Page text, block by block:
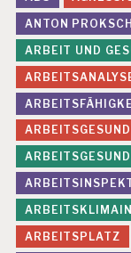
EI
T
G
E
S
U
N
D
H
EI
T
S
S
C
ANTON
ARBEIT UND
ARBEITSPLATZ